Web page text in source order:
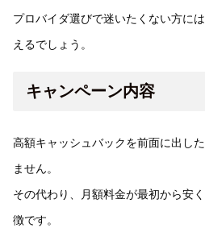
プロバイダ選びで迷いたくない方に
えるでしょう。
キャンペーン内容
高額キャッシュバックを前面に出し
ません。
その代わり、月額料金が最初から安
徴です。